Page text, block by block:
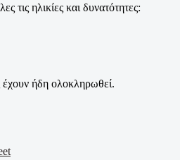
τις ηλικίες και δυνατότητες:
έχουν ήδη ολοκληρωθεί.